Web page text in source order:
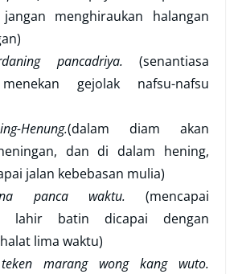
menghiraukan halangan
pancadriya. (senantiasa
gejolak nafsu-nafsu
Henung.(dalam diam akan
dan di dalam hening,
jalan kebebasan mulia)
panca waktu. (mencapai
lahir batin dicapai dengan
lima waktu)
marang wong kang wuto.